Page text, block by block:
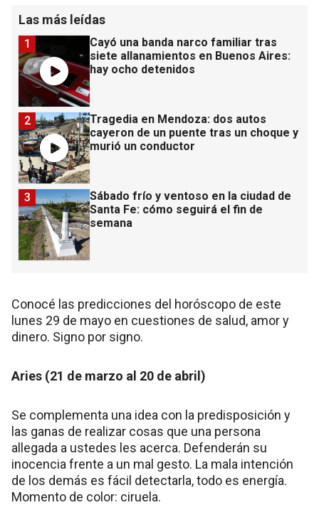
Las más leídas
Cayó una banda narco familiar tras
siete allanamientos en Buenos Aires:
hay ocho detenidos
1
Tragedia en Mendoza: dos autos
cayeron de un puente tras un choque y
murió un conductor
2
Sábado frío y ventoso en la ciudad de
Santa Fe: cómo seguirá el fin de
semana
3
Conocé las predicciones del horóscopo de este
lunes 29 de mayo en cuestiones de salud, amor y
dinero. Signo por signo.
Aries (21 de marzo al 20 de abril)
Se complementa una idea con la predisposición y
las ganas de realizar cosas que una persona
allegada a ustedes les acerca. Defenderán su
inocencia frente a un mal gesto. La mala intención
de los demás es fácil detectarla, todo es energía.
Momento de color: ciruela.